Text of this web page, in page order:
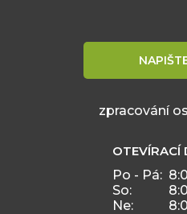
zpracování
OTEVÍRACÍ
Po - Pá:
So:
Ne: